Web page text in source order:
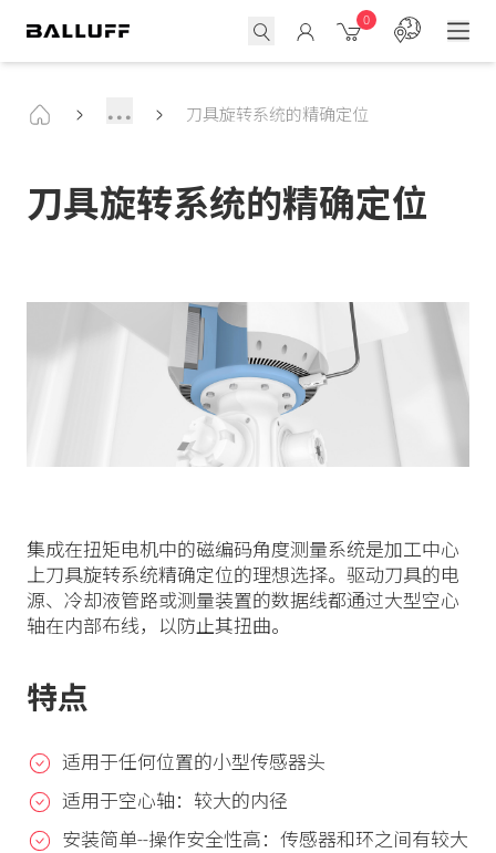
0
... 刀具旋转系统的精确定位
刀具旋转系统的精确定位
集成在扭矩电机中的磁编码角度测量系统是加工中心
上刀具旋转系统精确定位的理想选择。驱动刀具的电
源、冷却液管路或测量装置的数据线都通过大型空心
轴在内部布线，以防止其扭曲。
特点
适用于任何位置的小型传感器头
适用于空心轴：较大的内径
安装简单--操作安全性高：传感器和环之间有较大